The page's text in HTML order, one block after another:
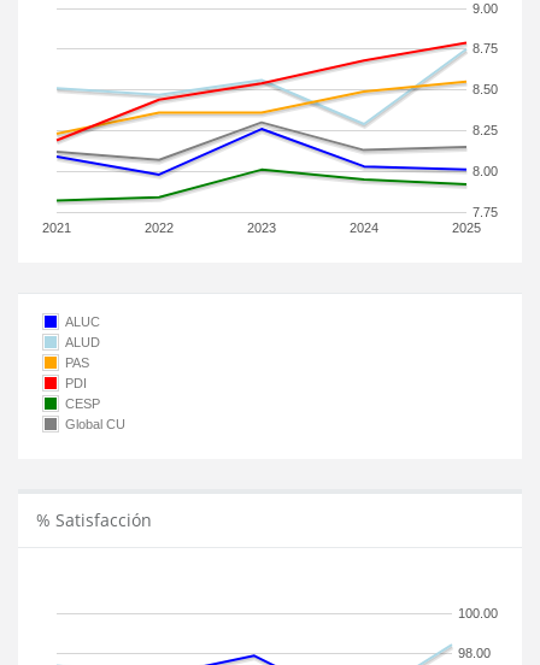
2021 2022 2023 2024 2025
7.75
8.00
8.25
8.50
8.75
9.00
ALUC
ALUD
PAS
PDI
CESP
Global CU
% Satisfacción
98.00
100.00